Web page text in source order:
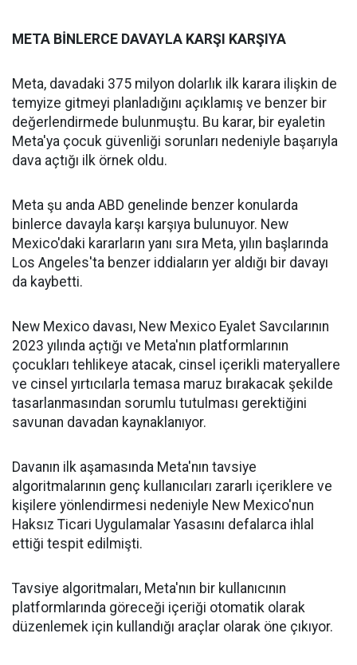
META BİNLERCE DAVAYLA KARŞI KARŞIYA
Meta, davadaki 375 milyon dolarlık ilk karara ilişkin de
temyize gitmeyi planladığını açıklamış ve benzer bir
değerlendirmede bulunmuştu. Bu karar, bir eyaletin
Meta'ya çocuk güvenliği sorunları nedeniyle başarıyla
dava açtığı ilk örnek oldu.
Meta şu anda ABD genelinde benzer konularda
binlerce davayla karşı karşıya bulunuyor. New
Mexico'daki kararların yanı sıra Meta, yılın başlarında
Los Angeles'ta benzer iddiaların yer aldığı bir davayı
da kaybetti.
New Mexico davası, New Mexico Eyalet Savcılarının
2023 yılında açtığı ve Meta'nın platformlarının
çocukları tehlikeye atacak, cinsel içerikli materyallere
ve cinsel yırtıcılarla temasa maruz bırakacak şekilde
tasarlanmasından sorumlu tutulması gerektiğini
savunan davadan kaynaklanıyor.
Davanın ilk aşamasında Meta'nın tavsiye
algoritmalarının genç kullanıcıları zararlı içeriklere ve
kişilere yönlendirmesi nedeniyle New Mexico'nun
Haksız Ticari Uygulamalar Yasasını defalarca ihlal
ettiği tespit edilmişti.
Tavsiye algoritmaları, Meta'nın bir kullanıcının
platformlarında göreceği içeriği otomatik olarak
düzenlemek için kullandığı araçlar olarak öne çıkıyor.